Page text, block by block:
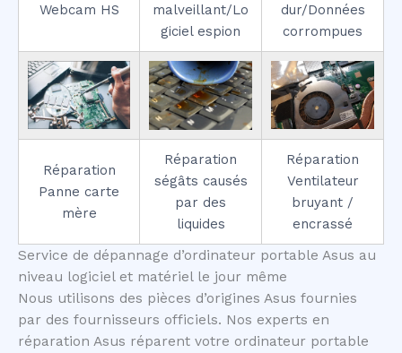
Webcam HS
malveillant/Lo
giciel espion
dur/Données
corrompues
Réparation
Panne carte
mère
Réparation
ségâts causés
par des
liquides
Réparation
Ventilateur
bruyant /
encrassé
Service de dépannage d’ordinateur portable Asus au
niveau logiciel et matériel le jour même
Nous utilisons des pièces d’origines Asus fournies
par des fournisseurs officiels. Nos experts en
réparation Asus réparent votre ordinateur portable